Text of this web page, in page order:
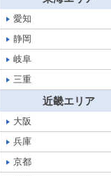
愛知
静岡
岐阜
三重
近畿エリア
大阪
兵庫
京都